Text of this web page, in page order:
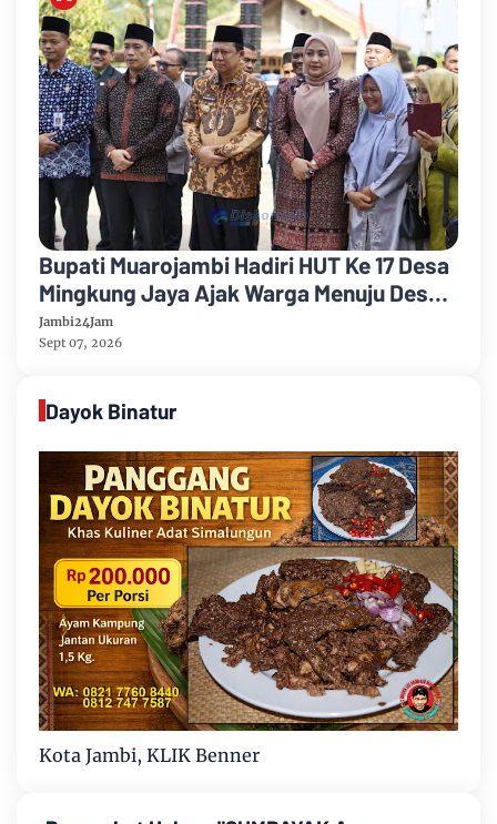
Bupati Muarojambi Hadiri HUT Ke 17 Desa
Mingkung Jaya Ajak Warga Menuju Desa
Mandiri 2026
Jambi24Jam
Sept 07, 2026
Dayok Binatur
Kota Jambi, KLIK Benner